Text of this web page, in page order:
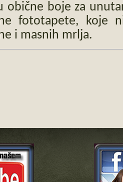
obične boje za
fototapete, koje
i masnih mrlja.